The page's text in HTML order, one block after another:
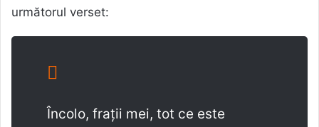
următorul verset:
Încolo, frații mei, tot ce este